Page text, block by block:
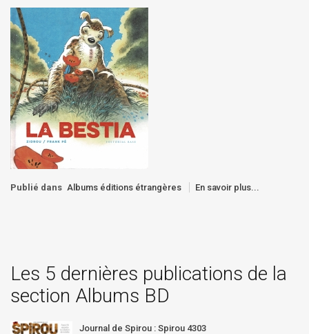
Publié dans Albums éditions étrangères En savoir plus...
Les 5 dernières publications de la
section Albums BD
Journal de Spirou : Spirou 4303